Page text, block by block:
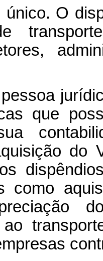
O
que
do
como
ao